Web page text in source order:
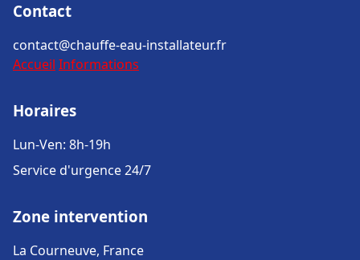
Contact
contact@chauffe-eau-installateur.fr
Accueil Informations
Horaires
Lun-Ven: 8h-19h
Service d'urgence 24/7
Zone intervention
La Courneuve, France